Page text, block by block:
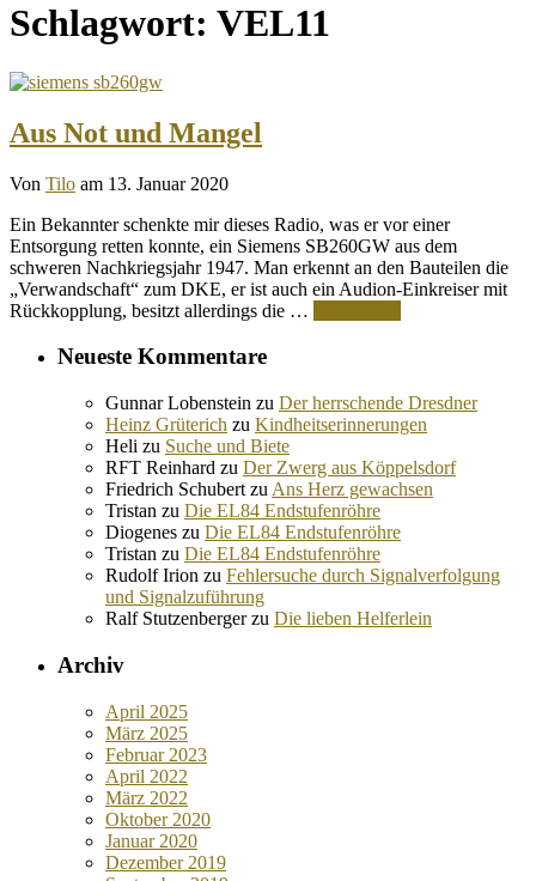
Schlagwort: VEL11
Aus Not und Mangel
Von Tilo am 13. Januar 2020
Ein Bekannter schenkte mir dieses Radio, was er vor einer
Entsorgung retten konnte, ein Siemens SB260GW aus dem
schweren Nachkriegsjahr 1947. Man erkennt an den Bauteilen die
„Verwandschaft“ zum DKE, er ist auch ein Audion-Einkreiser mit
Rückkopplung, besitzt allerdings die …
Neueste Kommentare
Gunnar Lobenstein zu Der herrschende Dresdner
Heinz Grüterich zu Kindheitserinnerungen
Heli zu Suche und Biete
RFT Reinhard zu Der Zwerg aus Köppelsdorf
Friedrich Schubert zu Ans Herz gewachsen
Tristan zu Die EL84 Endstufenröhre
Diogenes zu Die EL84 Endstufenröhre
Tristan zu Die EL84 Endstufenröhre
Rudolf Irion zu Fehlersuche durch Signalverfolgung
und Signalzuführung
Ralf Stutzenbergerzu Die lieben Helferlein
Archiv
April 2025
März 2025
Februar 2023
April 2022
März 2022
Oktober 2020
Januar 2020
Dezember 2019